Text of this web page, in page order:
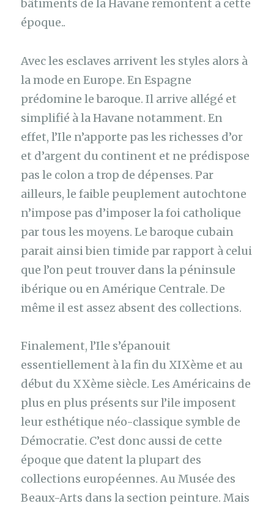
bâtiments de la Havane remontent à cette
époque..
Avec les esclaves arrivent les styles alors à
la mode en Europe. En Espagne
prédomine le baroque. Il arrive allégé et
simplifié à la Havane notamment. En
effet, l’Ile n’apporte pas les richesses d’or
et d’argent du continent et ne prédispose
pas le colon a trop de dépenses. Par
ailleurs, le faible peuplement autochtone
n’impose pas d’imposer la foi catholique
par tous les moyens. Le baroque cubain
parait ainsi bien timide par rapport à celui
que l’on peut trouver dans la péninsule
ibérique ou en Amérique Centrale. De
même il est assez absent des collections.
Finalement, l’Ile s’épanouit
essentiellement à la fin du XIXème et au
début du XXème siècle. Les Américains de
plus en plus présents sur l’ile imposent
leur esthétique néo-classique symble de
Démocratie. C’est donc aussi de cette
époque que datent la plupart des
collections européennes. Au Musée des
Beaux-Arts dans la section peinture. Mais